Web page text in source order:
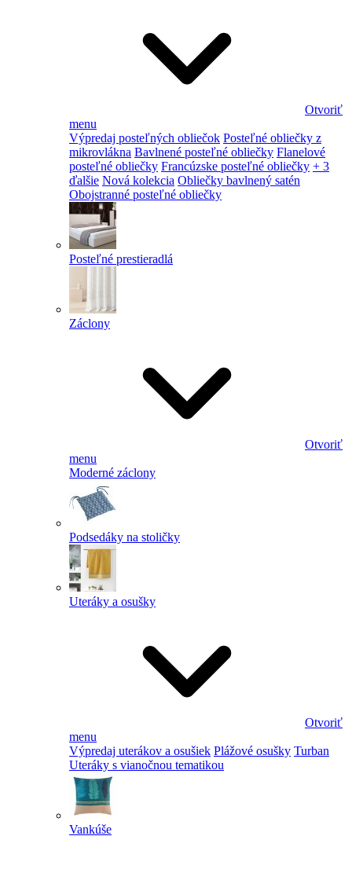
Otvoriť
menu
Výpredaj posteľných obliečok Posteľné obliečky z
mikrovlákna Bavlnené posteľné obliečky Flanelové
posteľné obliečky Francúzske posteľné obliečky + 3
ďalšie Nová kolekcia Obliečky bavlnený satén
Obojstranné posteľné obliečky
Posteľné prestieradlá
Záclony
Otvoriť
menu
Moderné záclony
Podsedáky na stoličky
Uteráky a osušky
Otvoriť
menu
Výpredaj uterákov a osušiek Plážové osušky Turban
Uteráky s vianočnou tematikou
Vankúše